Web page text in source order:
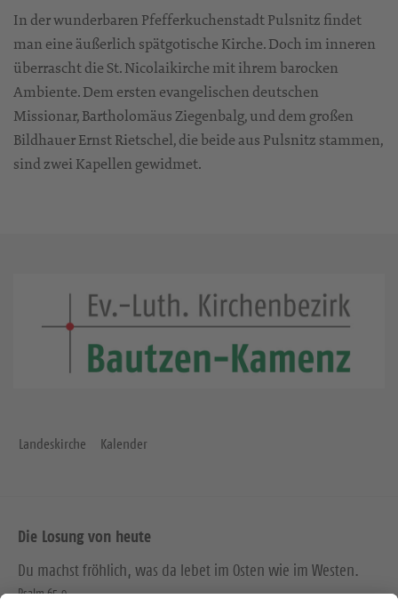
In der wunderbaren Pfefferkuchenstadt Pulsnitz findet
man eine äußerlich spätgotische Kirche. Doch im inneren
überrascht die St. Nicolaikirche mit ihrem barocken
Ambiente. Dem ersten evangelischen deutschen
Missionar, Bartholomäus Ziegenbalg, und dem großen
Bildhauer Ernst Rietschel, die beide aus Pulsnitz stammen,
sind zwei Kapellen gewidmet.
Landeskirche Kalender
Die Losung von heute
Du machst fröhlich, was da lebet im Osten wie im Westen.
Psalm 65,9